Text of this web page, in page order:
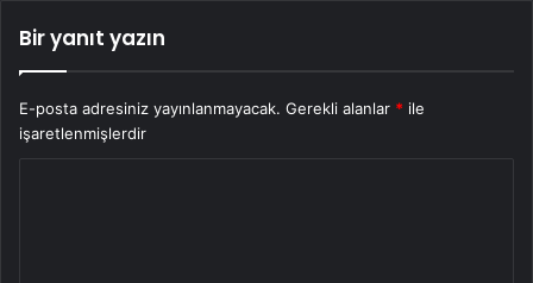
Bir yanıt yazın
E-posta adresiniz yayınlanmayacak. Gerekli alanlar * ile
işaretlenmişlerdir